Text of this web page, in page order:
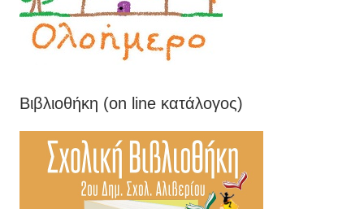
Βιβλιοθήκη (on line κατάλογος)